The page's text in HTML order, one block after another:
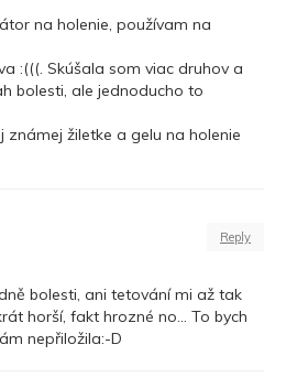
na holenie, používam na
:(((. Skúšala som viac druhov a
bolesti, ale jednoducho to
žiletke a gelu na holenie
Reply
bolesti, ani tetování mi až tak
horší, fakt hrozné no… To bych
nepřiložila:-D